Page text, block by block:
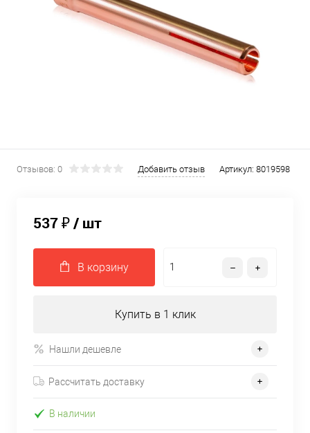
Отзывов: 0 Добавить отзыв Артикул: 8019598
537 ₽/ шт
В корзину
Купить в 1 клик
Нашли дешевле
Рассчитать доставку
В наличии